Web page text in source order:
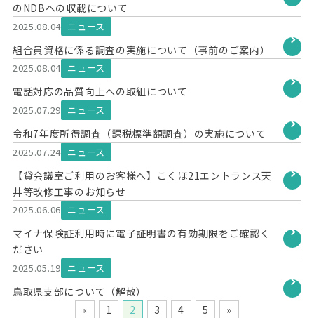
のNDBへの収載について
2025.08.04 ニュース
組合員資格に係る調査の実施について（事前のご案内）
2025.08.04 ニュース
電話対応の品質向上への取組について
2025.07.29 ニュース
令和7年度所得調査（課税標準額調査）の実施について
2025.07.24 ニュース
【貸会議室ご利用のお客様へ】こくほ21エントランス天
井等改修工事のお知らせ
2025.06.06 ニュース
マイナ保険証利用時に電子証明書の有効期限をご確認く
ださい
2025.05.19 ニュース
鳥取県支部について（解散）
«
1 2 3 4 5 »